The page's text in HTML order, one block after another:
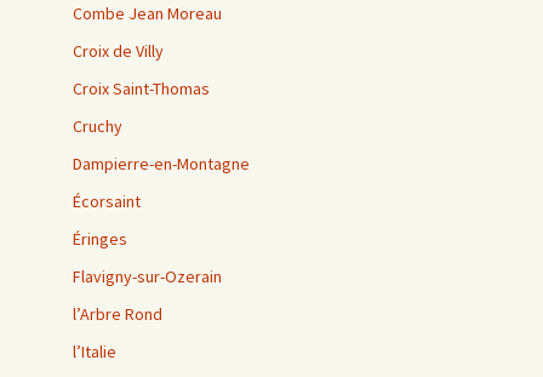
Combe Jean Moreau
Croix de Villy
Croix Saint-Thomas
Cruchy
Dampierre-en-Montagne
Écorsaint
Éringes
Flavigny-sur-Ozerain
l’Arbre Rond
l’Italie